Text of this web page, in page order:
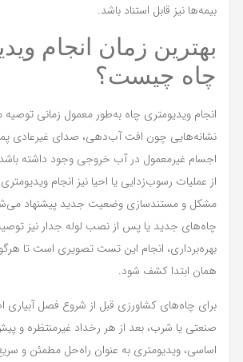
بیمه‌ها نیز قابل استناد باشد.
بهترین زمان انجام
چاه چیست؟
انجام ویدیومتری چاه به‌طور معمول زمانی
نشانه‌هایی چون افت آب‌دهی، صدای غیرعادی
اجسام غیرمعمول در آب خروجی وجود داشته
از عملیات رسوب‌زدایی یا احیا نیز انجام
مشکل و مستندسازی وضعیت جدید پیشنهاد
چاه‌های جدید یا پس از نصب لوله جدار نیز
بهره‌برداری، انجام این تست تصویری است تا
همان ابتدا کشف شود.
برای چاه‌های کشاورزی قبل از شروع فصل آبیاری
صنعتی یا شرب، بعد از هر رخداد غیرمنتظره و
اساسی، ویدیومتری به عنوان راه‌حل مطمئن و سریع